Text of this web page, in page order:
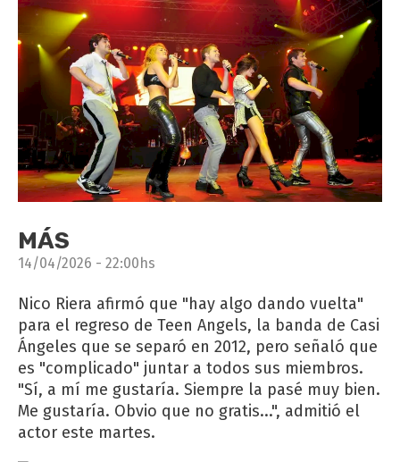
MÁS
14/04/2026 - 22:00hs
Nico Riera afirmó que "hay algo dando vuelta"
para el regreso de Teen Angels, la banda de Casi
Ángeles que se separó en 2012, pero señaló que
es "complicado" juntar a todos sus miembros.
"Sí, a mí me gustaría. Siempre la pasé muy bien.
Me gustaría. Obvio que no gratis...", admitió el
actor este martes.